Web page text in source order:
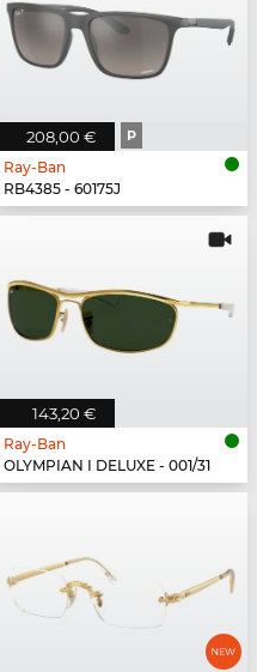
208,00 € P
Ray-Ban
RB4385 - 60175J
143,20 €
Ray-Ban
OLYMPIAN I DELUXE - 001/31